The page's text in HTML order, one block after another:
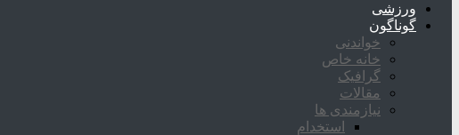
ورزشی
گوناگون
خواندنی
خانه خاص
گرافیک
مقالات
نیازمندی ها
استخدام